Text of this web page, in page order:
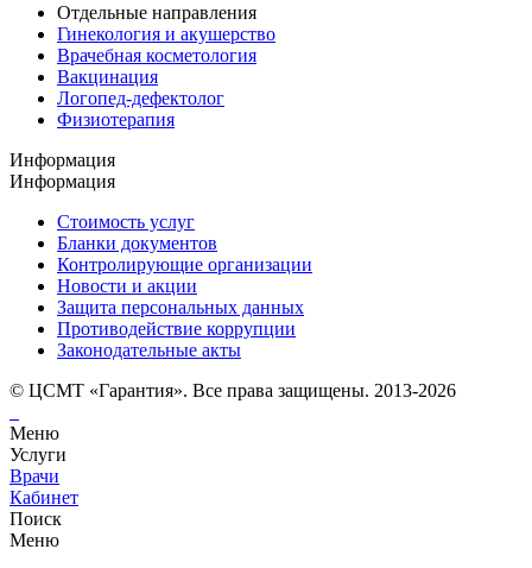
Отдельные направления
Гинекология и акушерство
Врачебная косметология
Вакцинация
Логопед-дефектолог
Физиотерапия
Информация
Информация
Стоимость услуг
Бланки документов
Контролирующие организации
Новости и акции
Защита персональных данных
Противодействие коррупции
Законодательные акты
© ЦСМТ «Гарантия». Все права защищены. 2013-2026
Меню
Услуги
Врачи
Кабинет
Поиск
Меню